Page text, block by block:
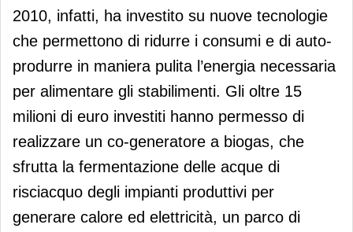
2010, infatti, ha investito su nuove tecnologie
che permettono di ridurre i consumi e di auto-
produrre in maniera pulita l’energia necessaria
per alimentare gli stabilimenti. Gli oltre 15
milioni di euro investiti hanno permesso di
realizzare un co-generatore a biogas, che
sfrutta la fermentazione delle acque di
risciacquo degli impianti produttivi per
generare calore ed elettricità, un parco di